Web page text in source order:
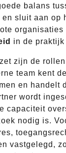
balans
sluit aan op
organisaties
in de
zijn de
team kent
en handelt
wordt
capaciteit
nodig is.
vastgelegd,